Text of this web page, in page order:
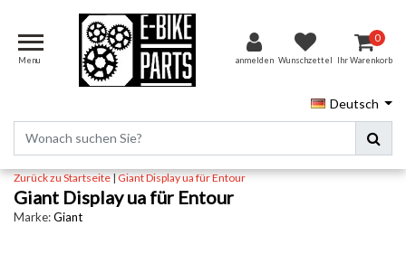
Menu anmelden Wunschzettel
0
Ihr Warenkorb
Deutsch
Zurück zu Startseite|Giant Display ua für Entour
Giant Display ua für Entour
Marke:Giant